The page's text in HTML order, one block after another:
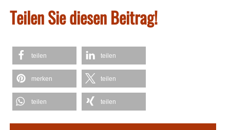
Teilen Sie diesen Beitrag!
teilen teilen
merken teilen
teilen teilen